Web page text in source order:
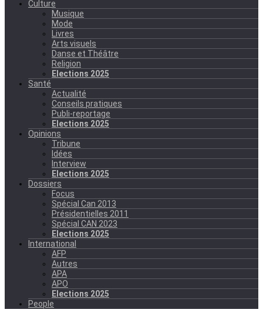
Culture
Musique
Mode
Livres
Arts visuels
Danse et Théâtre
Religion
Elections 2025
Santé
Actualité
Conseils pratiques
Publi-reportage
Elections 2025
Opinions
Tribune
Idées
Interview
Elections 2025
Dossiers
Focus
Spécial Can 2013
Présidentielles 2011
Spécial CAN 2023
Elections 2025
International
AFP
Autres
APA
APO
Elections 2025
People